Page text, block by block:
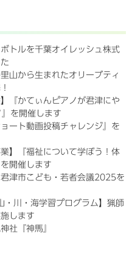
トルを千葉オイレッシュ株式
山から生まれたオリーブティ
『かてぃんピアノが君津にや
を開催します
ート動画投稿チャレンジ』を
】『福祉について学ぼう！体
開催します
君津市こども・若者会議2025を
・川・海学習プログラム】猟師
します
社『神馬』